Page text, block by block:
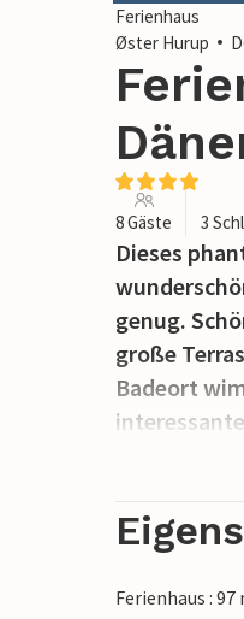
Ferienhaus
Øster Hurup
8 Gäste 3
Dieses
genug.
große
Badeort
Ferienhaus : 97